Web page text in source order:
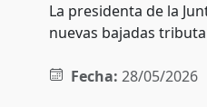
La presidenta de la
nuevas bajadas
Fecha: 28/05/2026